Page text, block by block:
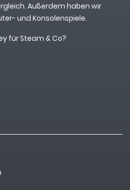
Außerdem haben wir
und Konsolenspiele.
für Steam & Co?